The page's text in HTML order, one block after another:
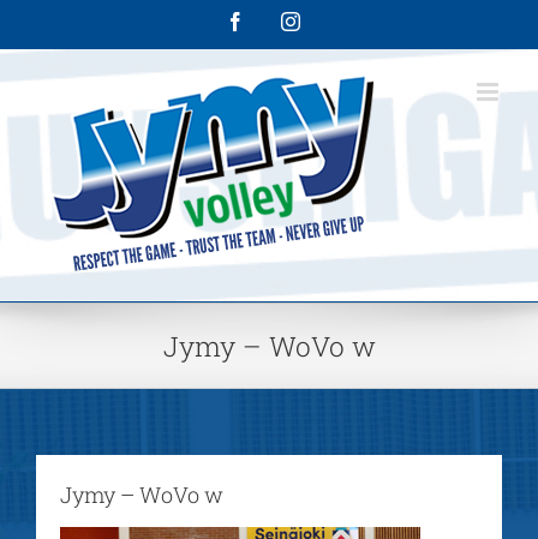
FacebookInstagram
Jymy – WoVo w
Jymy – WoVo w